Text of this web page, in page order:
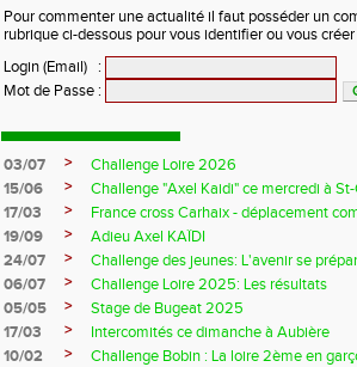
Pour commenter une actualité il faut posséder un
rubrique ci-dessous pour vous identifier ou vous
Login (Email)
:
Mot de Passe :
03/07 >
Challenge Loire 2026
15/06
>
Challenge "Axel Kaidi" ce mercredi à
17/03
>
France cross Carhaix - déplacement
19/09
>
Adieu Axel KAÏDI
24/07
>
Challenge des jeunes: L'avenir se
06/07
>
Challenge Loire 2025: Les résultats
05/05
>
Stage de Bugeat 2025
17/03
>
Intercomités ce dimanche à Aubière
10/02
>
Challenge Bobin : La loire 2ème en